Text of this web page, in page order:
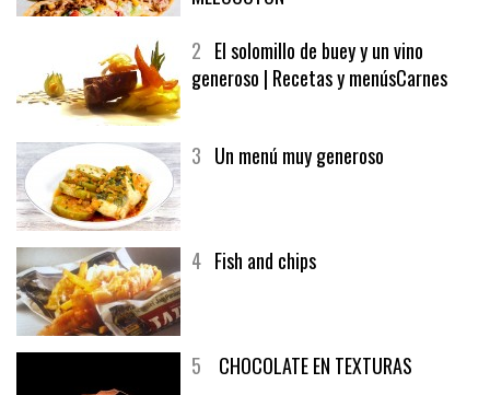
2 El solomillo de buey y un vino
generoso | Recetas y menúsCarnes
3 Un menú muy generoso
4 Fish and chips
5 CHOCOLATE EN TEXTURAS